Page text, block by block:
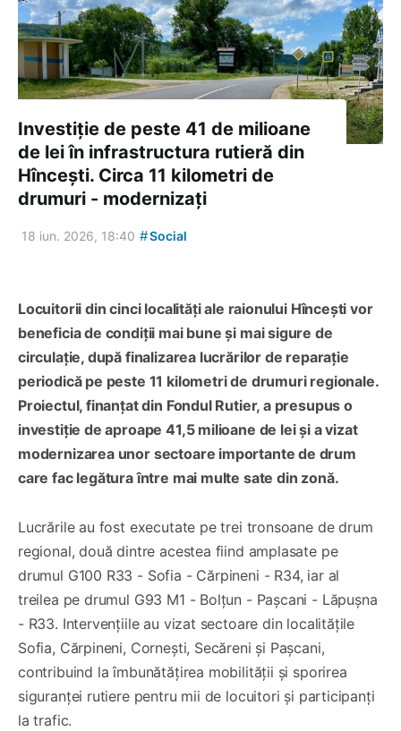
Investiție de peste 41 de milioane
de lei în infrastructura rutieră din
Hîncești. Circa 11 kilometri de
drumuri - modernizați
18 iun. 2026, 18:40 #Social
Locuitorii din cinci localități ale raionului Hîncești vor
beneficia de condiții mai bune și mai sigure de
circulație, după finalizarea lucrărilor de reparație
periodică pe peste 11 kilometri de drumuri regionale.
Proiectul, finanțat din Fondul Rutier, a presupus o
investiție de aproape 41,5 milioane de lei și a vizat
modernizarea unor sectoare importante de drum
care fac legătura între mai multe sate din zonă.
Lucrările au fost executate pe trei tronsoane de drum
regional, două dintre acestea fiind amplasate pe
drumul G100 R33 - Sofia - Cărpineni - R34, iar al
treilea pe drumul G93 M1 - Bolțun - Pașcani - Lăpușna
- R33. Intervențiile au vizat sectoare din localitățile
Sofia, Cărpineni, Cornești, Secăreni și Pașcani,
contribuind la îmbunătățirea mobilității și sporirea
siguranței rutiere pentru mii de locuitori și participanți
la trafic.